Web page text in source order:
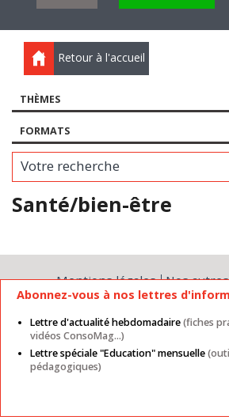
Retour à l'accueil
THÈMES
FORMATS
Votre recherche
Santé/bien-être
Mentions légales Nos
Données personnelles
Plan du site
Abonnez-vous à nos lettres
Lettre d'actualité hebdomadaire(fiches
vidéos ConsoMag...)
Lettre spéciale "Education" mensuelle
pédagogiques)